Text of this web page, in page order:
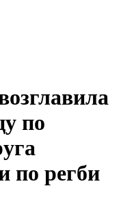
по
по регби